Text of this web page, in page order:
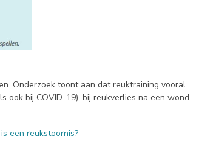
Onderzoek toont aan dat reuktraining vooral
bij COVID-19), bij reukverlies na een wond
een reukstoornis?